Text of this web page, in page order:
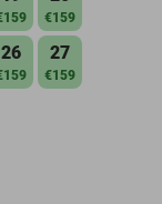
€159
26 27
€159